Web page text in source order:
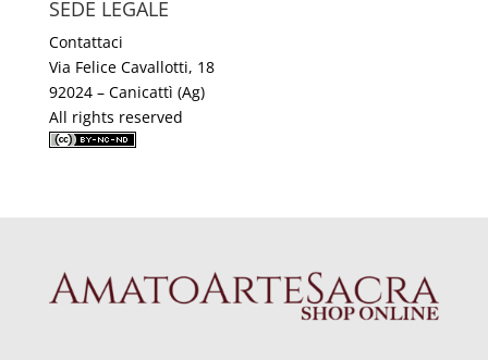
SEDE LEGALE
Contattaci
Via Felice Cavallotti, 18
92024 – Canicattì (Ag)
All rights reserved